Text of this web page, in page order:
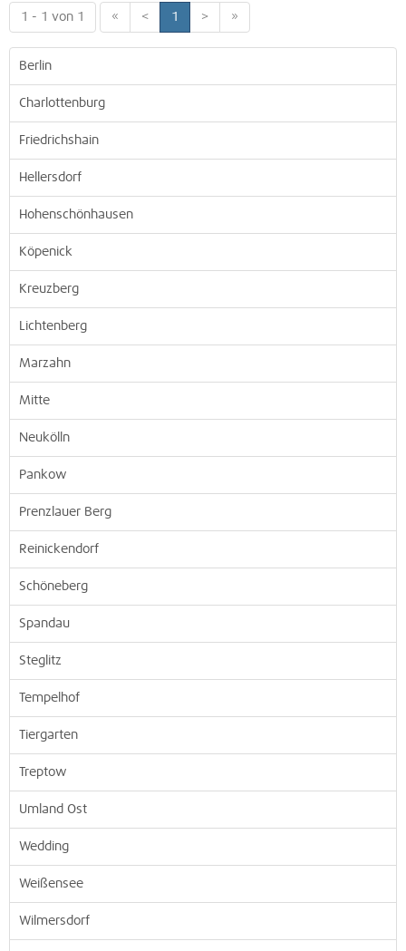
1 - 1 von 1 « < 1 > »
Berlin
Charlottenburg
Friedrichshain
Hellersdorf
Hohenschönhausen
Köpenick
Kreuzberg
Lichtenberg
Marzahn
Mitte
Neukölln
Pankow
Prenzlauer Berg
Reinickendorf
Schöneberg
Spandau
Steglitz
Tempelhof
Tiergarten
Treptow
Umland Ost
Wedding
Weißensee
Wilmersdorf